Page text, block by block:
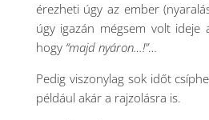
érezheti úgy az ember
úgy igazán mégsem volt ideje
hogy “majd nyáron…!”…
Pedig viszonylag sok időt
például akár a rajzolásra is.